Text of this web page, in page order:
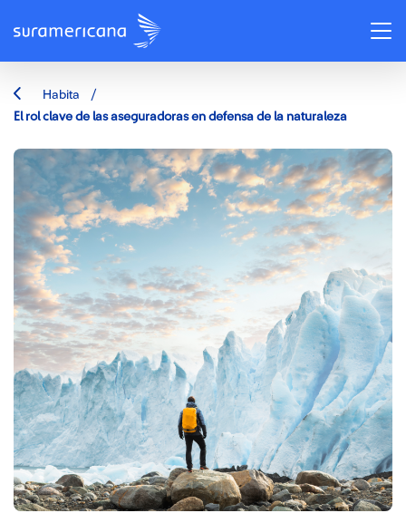
Habita /
El rol clave de las aseguradoras en defensa de la naturaleza